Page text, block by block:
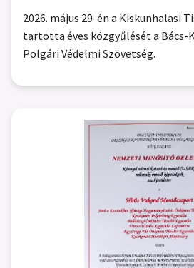
2026. május 29-én a Kiskunhalasi
tartotta éves közgyűlését a Bács-
Polgári Védelmi Szövetség.